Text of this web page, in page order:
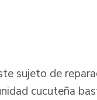
sujeto de
cucuteña